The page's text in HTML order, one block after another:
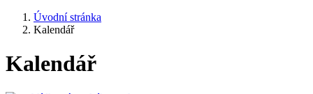
Úvodní stránka
Kalendář
Kalendář